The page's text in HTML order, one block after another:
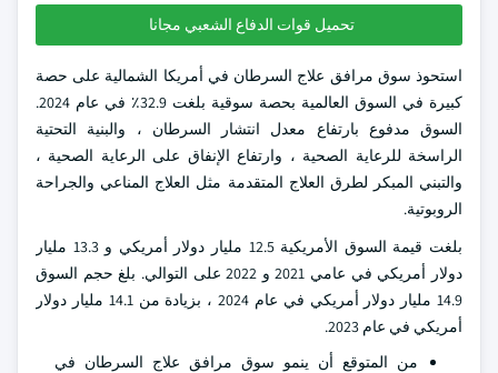
تحميل قوات الدفاع الشعبي مجانا
استحوذ سوق مرافق علاج السرطان في أمريكا الشمالية على حصة
كبيرة في السوق العالمية بحصة سوقية بلغت 32.9٪ في عام 2024.
السوق مدفوع بارتفاع معدل انتشار السرطان ، والبنية التحتية
الراسخة للرعاية الصحية ، وارتفاع الإنفاق على الرعاية الصحية ،
والتبني المبكر لطرق العلاج المتقدمة مثل العلاج المناعي والجراحة
الروبوتية.
بلغت قيمة السوق الأمريكية 12.5 مليار دولار أمريكي و 13.3 مليار
دولار أمريكي في عامي 2021 و 2022 على التوالي. بلغ حجم السوق
14.9 مليار دولار أمريكي في عام 2024 ، بزيادة من 14.1 مليار دولار
أمريكي في عام 2023.
من المتوقع أن ينمو سوق مرافق علاج السرطان في